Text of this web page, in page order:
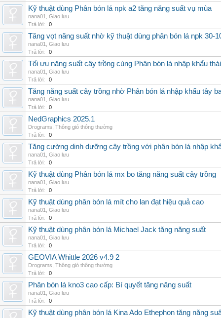
Kỹ thuật dùng Phân bón lá npk a2 tăng năng suất vụ mùa
nana01
Giao lưu
Trả lời:
0
Tăng vọt năng suất nhờ kỹ thuật dùng phân bón lá npk 30-
nana01
Giao lưu
Trả lời:
0
Tối ưu năng suất cây trồng cùng Phân bón lá nhập khẩu
nana01
Giao lưu
Trả lời:
0
Tăng năng suất cây trồng nhờ Phân bón lá nhập khẩu tây
nana01
Giao lưu
Trả lời:
0
NedGraphics 2025.1
Drograms Thông gió thông thường
Trả lời:
0
Tăng cường dinh dưỡng cây trồng với phân bón lá nhập
nana01
Giao lưu
Trả lời:
0
Kỹ thuật dùng Phân bón lá mx bo tăng năng suất cây trồng
nana01
Giao lưu
Trả lời:
0
Kỹ thuật dùng phân bón lá mít cho lan đạt hiệu quả cao
nana01
Giao lưu
Trả lời:
0
Kỹ thuật dùng phân bón lá Michael Jack tăng năng suất
nana01
Giao lưu
Trả lời:
0
GEOVIA Whittle 2026 v4.9 2
Drograms Thông gió thông thường
Trả lời:
0
Phân bón lá kno3 cao cấp: Bí quyết tăng năng suất
nana01
Giao lưu
Trả lời:
0
Kỹ thuật dùng phân bón lá Kina Ado Ethephon tăng năng